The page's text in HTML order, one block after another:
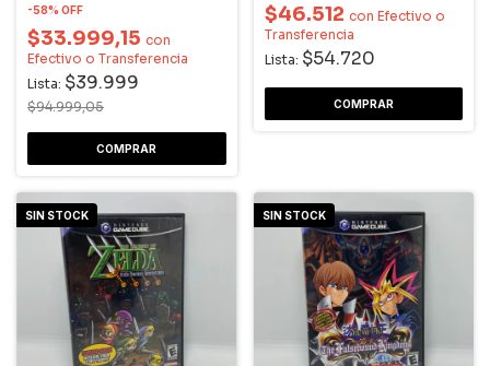
-58% OFF
$33.999,15 con
Efectivo o Transferencia
Lista: $39.999
$94.999,05
$46.512 con Efectivo o
Transferencia
Lista: $54.720
SIN STOCK SIN STOCK